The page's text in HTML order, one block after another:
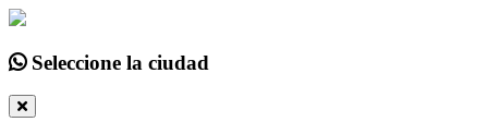
Seleccione la ciudad